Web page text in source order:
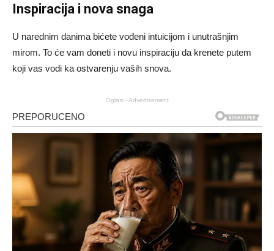
Inspiracija i nova snaga
U narednim danima bićete vođeni intuicijom i unutrašnjim
mirom. To će vam doneti i novu inspiraciju da krenete putem
koji vas vodi ka ostvarenju vaših snova.
Oglasi - Advertisement